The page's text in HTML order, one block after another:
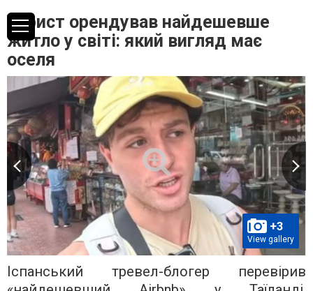
Турист орендував найдешевше
житло у світі: який вигляд має
оселя
+3
View gallery
Іспанський тревел-блогер перевірив